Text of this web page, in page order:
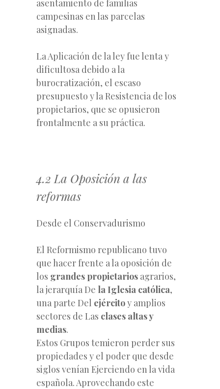
asentamiento de familias
campesinas en las parcelas
asignadas.
La Aplicación de la ley fue lenta y
dificultosa debido a la
burocratización, el escaso
presupuesto y la Resistencia de los
propietarios, que se opusieron
frontalmente a su práctica.
4.2 La Oposición a las
reformas
Desde el Conservadurismo
El Reformismo republicano tuvo
que hacer frente a la oposición de
los grandes propietarios agrarios,
la jerarquía De la Iglesia católica,
una parte Del ejércitoy amplios
sectores de Las clases altas y
medias.
Estos Grupos temieron perder sus
propiedades y el poder que desde
siglos venían Ejerciendo en la vida
española. Aprovechando este